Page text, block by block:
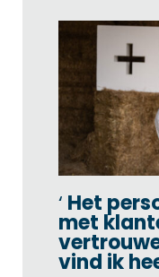
Het
met
vind ik